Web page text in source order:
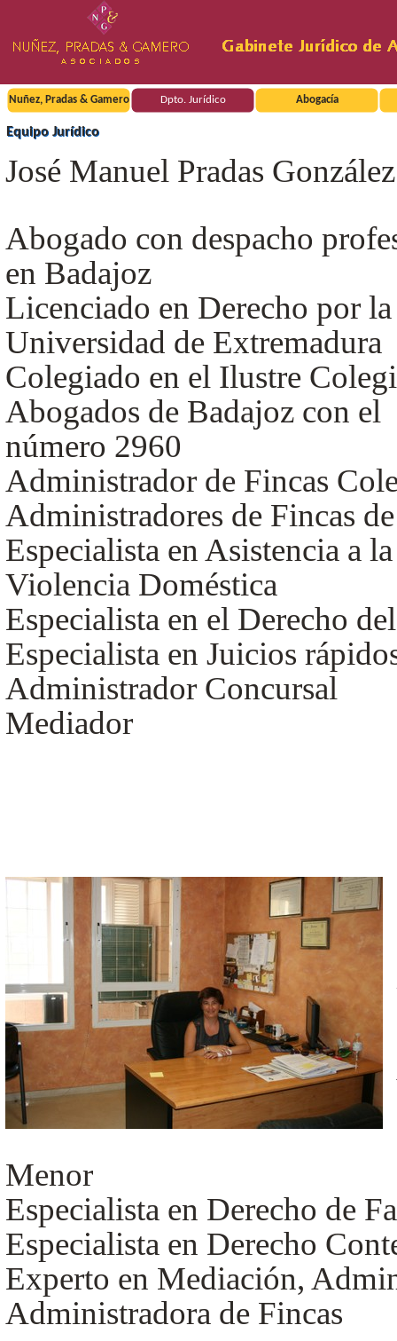
Nuñez, Pradas & Gamero Dpto. Jurídico Abogacía
Equipo Jurídico
José Manuel Pradas González
Abogado con despacho
en Badajoz
Licenciado en Derecho por la
Universidad de Extremadura
Colegiado en el Ilustre
Abogados de Badajoz con el
número 2960
Administrador de Fincas
Administradores de Fincas
Especialista en Asistencia a
Violencia Doméstica
Especialista en el Derecho
Especialista en Juicios
Administrador Concursal
Mediador
Menor
Especialista en Derecho de
Especialista en Derecho
Experto en Mediación,
Administradora de Fincas